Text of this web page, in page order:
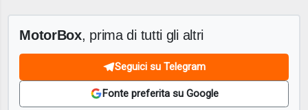
MotorBox, prima di tutti gli altri
Seguici su Telegram
Fonte preferita su Google